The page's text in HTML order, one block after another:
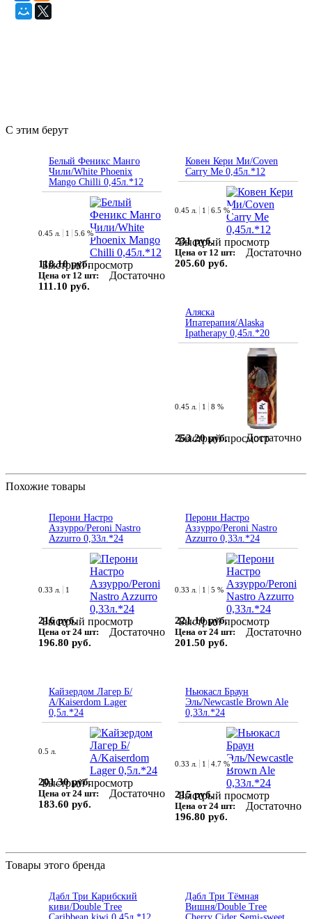
С этим берут
Белый Феникс Манго
Чили/White Phoenix
Mango Chilli 0,45л.*12
Быстрый просмотр
0.45 л. 1 5.6 %
118.10 руб.
Цена от 12 шт:
111.10 руб.
Достаточно
Ковен Кери Ми/Coven
Carry Me 0,45л.*12
Быстрый просмотр
0.45 л. 1 6.5 %
231 руб.
Цена от 12 шт:
205.60 руб.
Достаточно
Аляска
Ипатерапия/Alaska
Ipatherapy 0,45л.*20
Быстрый просмотр
0.45 л. 1 8 %
253.20 руб. Достаточно
Похожие товары
Перони Настро
Аззурро/Peroni Nastro
Azzurro 0,33л.*24
Быстрый просмотр
0.33 л. 1
216 руб.
Цена от 24 шт:
196.80 руб.
Достаточно
Перони Настро
Аззурро/Peroni Nastro
Azzurro 0,33л.*24
Быстрый просмотр
0.33 л. 1 5 %
221.10 руб.
Цена от 24 шт:
201.50 руб.
Достаточно
Кайзердом Лагер Б/
А/Kaiserdom Lager
0,5л.*24
Быстрый просмотр
0.5 л.
201.30 руб.
Цена от 24 шт:
183.60 руб.
Достаточно
Ньюкасл Браун
Эль/Newcastle Brown Ale
0,33л.*24
Быстрый просмотр
0.33 л. 1 4.7 %
215 руб.
Цена от 24 шт:
196.80 руб.
Достаточно
Товары этого бренда
Дабл Три Карибский
киви/Double Tree
Дабл Три Тёмная
Вишня/Double Tree